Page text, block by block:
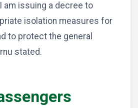
am issuing a decree to
isolation measures for
to protect the general
stated.